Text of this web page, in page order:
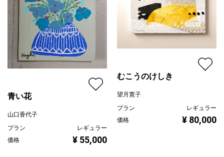
青い花
山口香代子
プラン
レギュラー
価格
¥ 55,000
むこうのけしき
望月寛子
プラン
レギュラー
価格
¥ 80,000